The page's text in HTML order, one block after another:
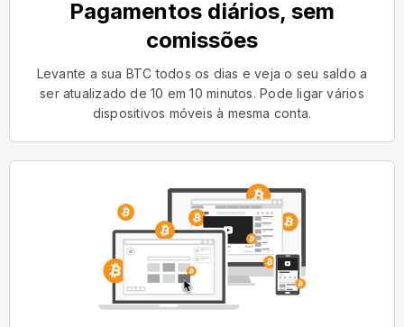
Pagamentos diários, sem
comissões
Levante a sua BTC todos os dias e veja o seu saldo a
ser atualizado de 10 em 10 minutos. Pode ligar vários
dispositivos móveis à mesma conta.